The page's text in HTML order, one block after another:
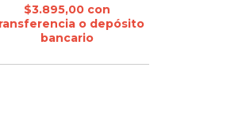
$3.895,00 con
o depósito
bancario